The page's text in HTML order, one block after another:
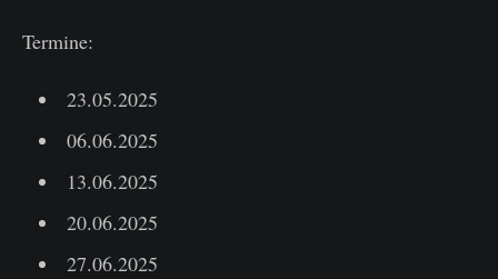
Termine:
23.05.2025
06.06.2025
13.06.2025
20.06.2025
27.06.2025